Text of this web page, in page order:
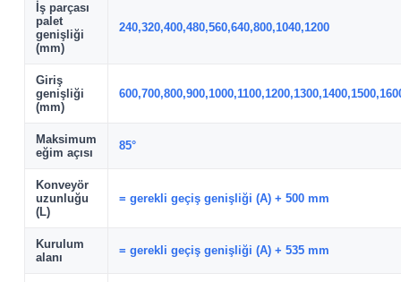
İş parçası
palet
genişliği
(mm)
240,320,400,480,560,640,800,1040,1200
Giriş
genişliği
(mm)
Maksimum
eğim açısı
85°
Konveyör
uzunluğu
(L)
= gerekli geçiş genişliği (A) + 500 mm
Kurulum
alanı
= gerekli geçiş genişliği (A) + 535 mm